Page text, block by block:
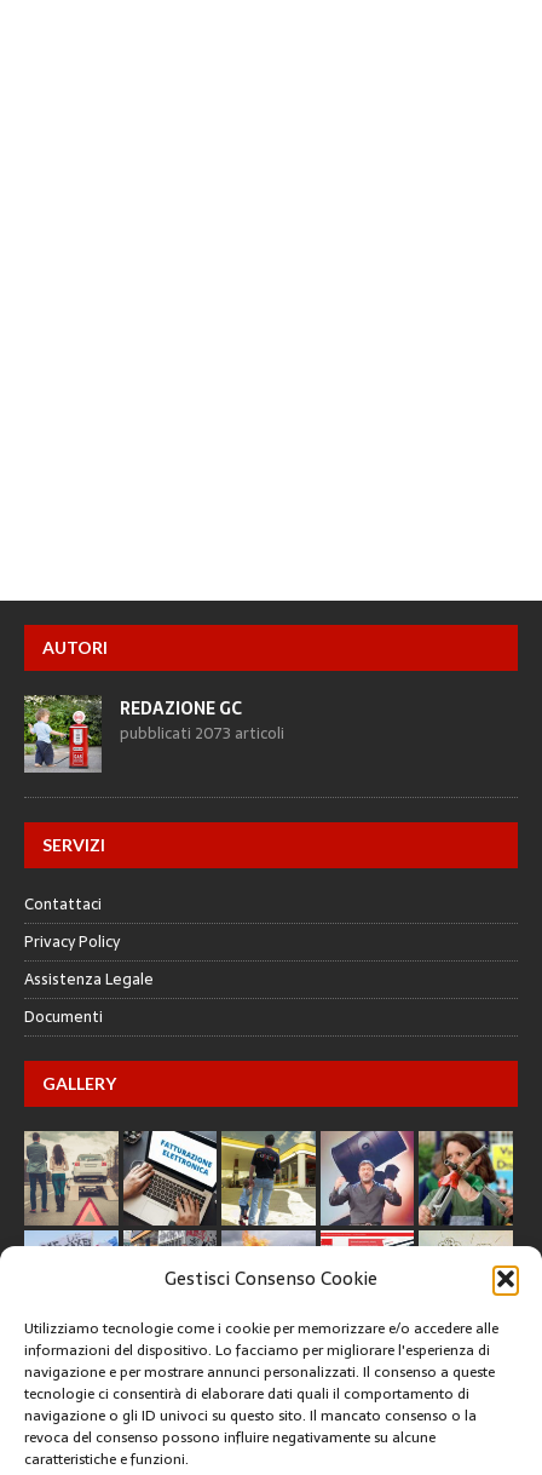
Gestisci Consenso Cookie
Utilizziamo tecnologie come i cookie per memorizzare e/o accedere alle
informazioni del dispositivo. Lo facciamo per migliorare l'esperienza di
navigazione e per mostrare annunci personalizzati. Il consenso a queste
tecnologie ci consentirà di elaborare dati quali il comportamento di
navigazione o gli ID univoci su questo sito. Il mancato consenso o la
revoca del consenso possono influire negativamente su alcune
caratteristiche e funzioni.
AUTORI
REDAZIONE GC
pubblicati 2073 articoli
SERVIZI
Contattaci
Privacy Policy
Assistenza Legale
Documenti
GALLERY
CREATIVE COMMONS
Questa opera è concessa in licenza con i termini